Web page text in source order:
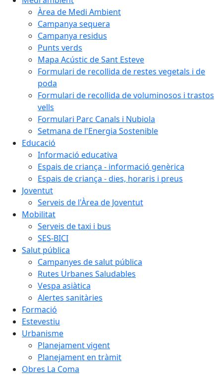
Àrea de Medi Ambient
Campanya sequera
Campanya residus
Punts verds
Mapa Acústic de Sant Esteve
Formulari de recollida de restes vegetals i de
poda
Formulari de recollida de voluminosos i trastos
vells
Formulari Parc Canals i Nubiola
Setmana de l'Energia Sostenible
Educació
Informació educativa
Espais de criança - informació genèrica
Espais de criança - dies, horaris i preus
Joventut
Serveis de l'Àrea de Joventut
Mobilitat
Serveis de taxi i bus
SES-BICI
Salut pública
Campanyes de salut pública
Rutes Urbanes Saludables
Vespa asiàtica
Alertes sanitàries
Formació
Estevestiu
Urbanisme
Planejament vigent
Planejament en tràmit
Obres La Coma